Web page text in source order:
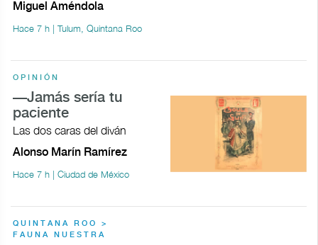
Miguel Améndola
Hace 7 h | Tulum, Quintana Roo
OPINIÓN
—Jamás sería tu
paciente
Las dos caras del diván
Alonso Marín Ramírez
Hace 7 h | Ciudad de México
QUINTANA ROO >
FAUNA NUESTRA